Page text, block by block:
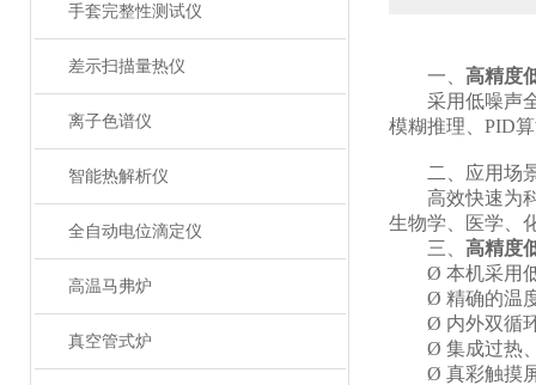
手套完整性测试仪
差示扫描量热仪
离子色谱仪
智能热解析仪
全自动电位滴定仪
高温马弗炉
真空管式炉
一、 高精度
采用低噪声全
模糊推理、PID
二、应用场
高效快速为科
生物学、医学、
三、 高精度
Ø 本机采用低
Ø 精确的温度
Ø 内外双循环
Ø 集成过热、
Ø 真彩触摸屏